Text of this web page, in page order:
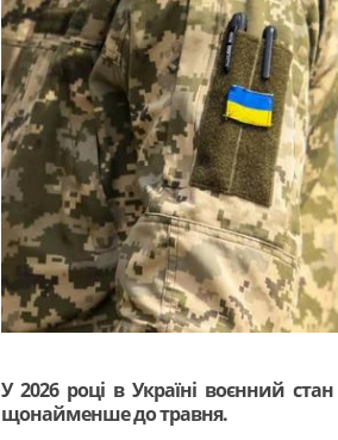
У 2026 році в Україні воєнний
щонайменше до травня.